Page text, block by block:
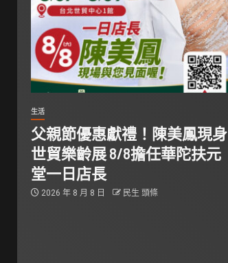
生活
父親節優惠獻禮！陳美鳳現身
世貿樂齡展 8/8擔任華陀扶元
堂一日店長
2026 年 8 月 8 日 民生 頭條